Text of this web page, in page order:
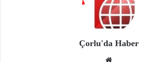
Çorlu'da Haber